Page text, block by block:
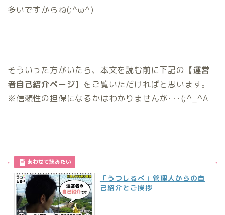
多いですからね(;^ω^)
そういった方がいたら、本文を読む前に下記の 【運営
者自己紹介ページ】 をご覧いただければと思います。
※信頼性の担保になるかはわかりませんが･･･(;^_^A
「うつしるべ」管理人からの自
己紹介とご挨拶